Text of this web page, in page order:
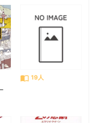
import_contacts 19人